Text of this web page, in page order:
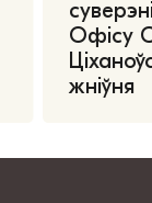
Офісу
жніўня